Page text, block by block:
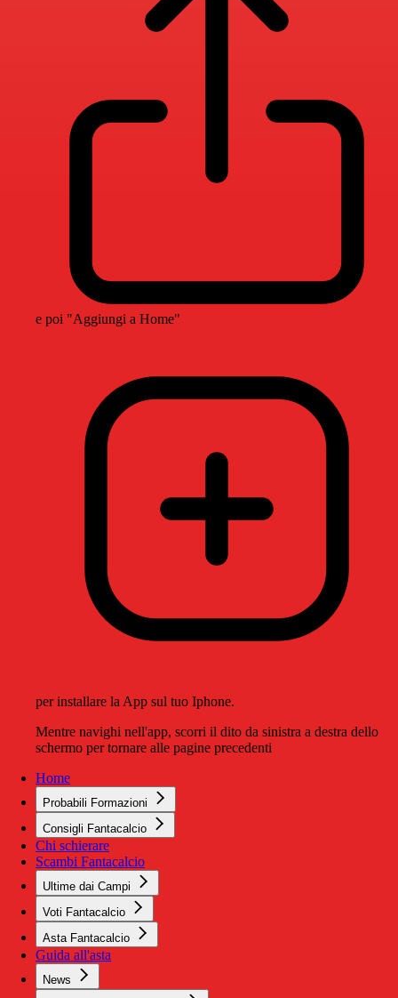
e poi "Aggiungi a Home"
per installare la App sul tuo Iphone.
Mentre navighi nell'app, scorri il dito da sinistra a destra dello
schermo per tornare alle pagine precedenti
Home
Probabili Formazioni
Consigli Fantacalcio
Chi schierare
Scambi Fantacalcio
Ultime dai Campi
Voti Fantacalcio
Asta Fantacalcio
Guida all'asta
News